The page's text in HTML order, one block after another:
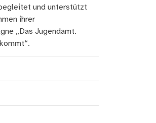
und unterstützt
ihrer
„Das Jugendamt.